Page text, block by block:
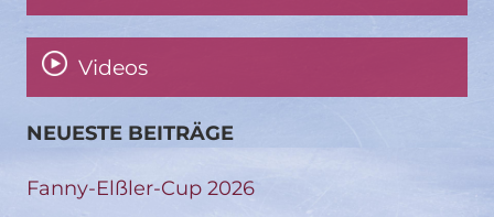
Videos
NEUESTE BEITRÄGE
Fanny-Elßler-Cup 2026